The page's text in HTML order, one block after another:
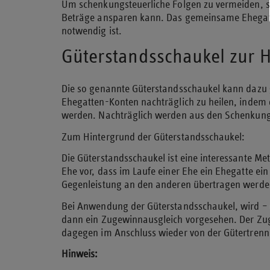
Um schenkungsteuerliche Folgen zu
Beträge ansparen kann. Das gemeinsame
notwendig ist.
Güterstandsschaukel zur
Die so genannte Güterstandsschaukel kann
Ehegatten-Konten nachträglich zu heilen,
werden. Nachträglich werden aus den
Zum Hintergrund der Güterstandsschaukel:
Die Güterstandsschaukel ist eine interessante
Ehe vor, dass im Laufe einer Ehe ein Ehegatte
Gegenleistung an den anderen übertragen
Bei Anwendung der Güterstandsschaukel, wird
dann ein Zugewinnausgleich vorgesehen. Der
dagegen im Anschluss wieder von der
Hinweis: